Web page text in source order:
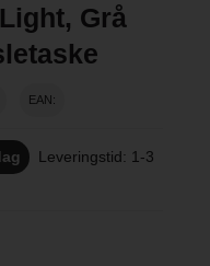
Grå
EAN:
Leveringstid: 1-3